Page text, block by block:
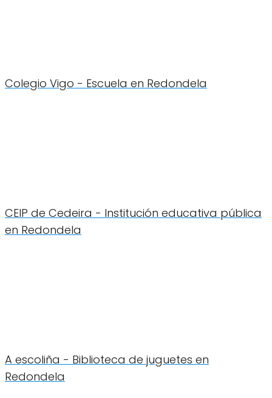
Colegio Vigo - Escuela en Redondela
CEIP de Cedeira - Institución educativa pública
en Redondela
A escoliña - Biblioteca de juguetes en
Redondela